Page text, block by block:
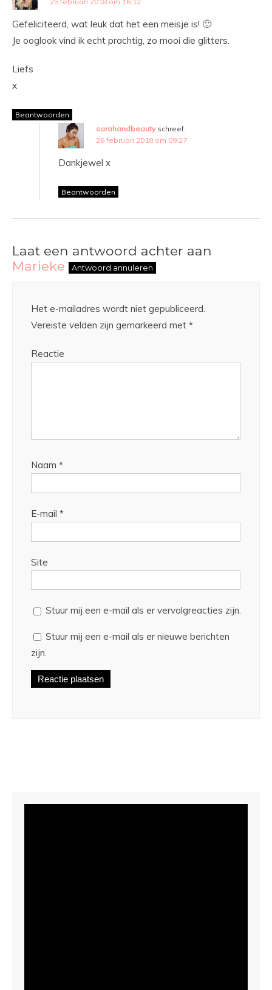
Gefeliciteerd, wat leuk dat het een meisje is! 🙂
Je ooglook vind ik echt prachtig, zo mooi die glitters.
Liefs
x
Beantwoorden
sarahandbeauty schreef:
26 februari 2018 om 09:27
Dankjewel x
Beantwoorden
Laat een antwoord achter aan
Marieke
Antwoord annuleren
Het e-mailadres wordt niet gepubliceerd.
Vereiste velden zijn gemarkeerd met *
Reactie
Naam *
E-mail *
Site
Stuur mij een e-mail als er vervolgreacties zijn.
Stuur mij een e-mail als er nieuwe berichten
zijn.